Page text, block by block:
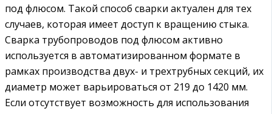
под флюсом. Такой способ сварки актуален для тех
случаев, которая имеет доступ к вращению стыка.
Сварка трубопроводов под флюсом активно
используется в автоматизированном формате в
рамках производства двух- и трехтрубных секций, их
диаметр может варьироваться от 219 до 1420 мм.
Если отсутствует возможность для использования